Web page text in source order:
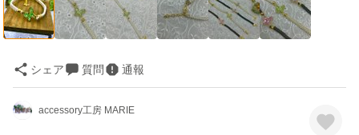
シェア 質問 通報
accessory工房 MARIE